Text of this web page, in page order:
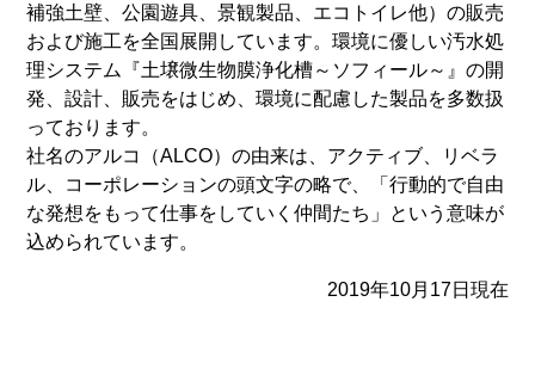
補強土壁、公園遊具、景観製品、エコトイレ他）の販売
および施工を全国展開しています。環境に優しい汚水処
理システム『土壌微生物膜浄化槽～ソフィール～』の開
発、設計、販売をはじめ、環境に配慮した製品を多数扱
っております。
社名のアルコ（ALCO）の由来は、アクティブ、リベラ
ル、コーポレーションの頭文字の略で、「行動的で自由
な発想をもって仕事をしていく仲間たち」という意味が
込められています。
2019年10月17日現在